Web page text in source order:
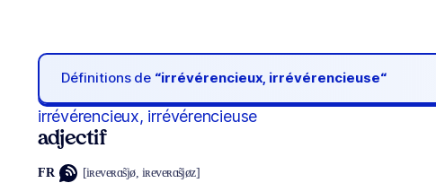
Définitions de “irrévérencieux, irrévérencieuse“
irrévérencieux, irrévérencieuse
adjectif
FR [iʀeveʀɑ̃sjø, iʀeveʀɑ̃sjøz]